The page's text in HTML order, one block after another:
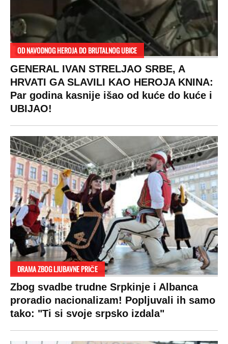
OD NAVODNOG HEROJA DO BRUTALNOG UBICE
GENERAL IVAN STRELJAO SRBE, A
HRVATI GA SLAVILI KAO HEROJA KNINA:
Par godina kasnije išao od kuće do kuće i
UBIJAO!
DRAMA ZBOG LJUBAVNE PRIČE
Zbog svadbe trudne Srpkinje i Albanca
proradio nacionalizam! Popljuvali ih samo
tako: "Ti si svoje srpsko izdala"